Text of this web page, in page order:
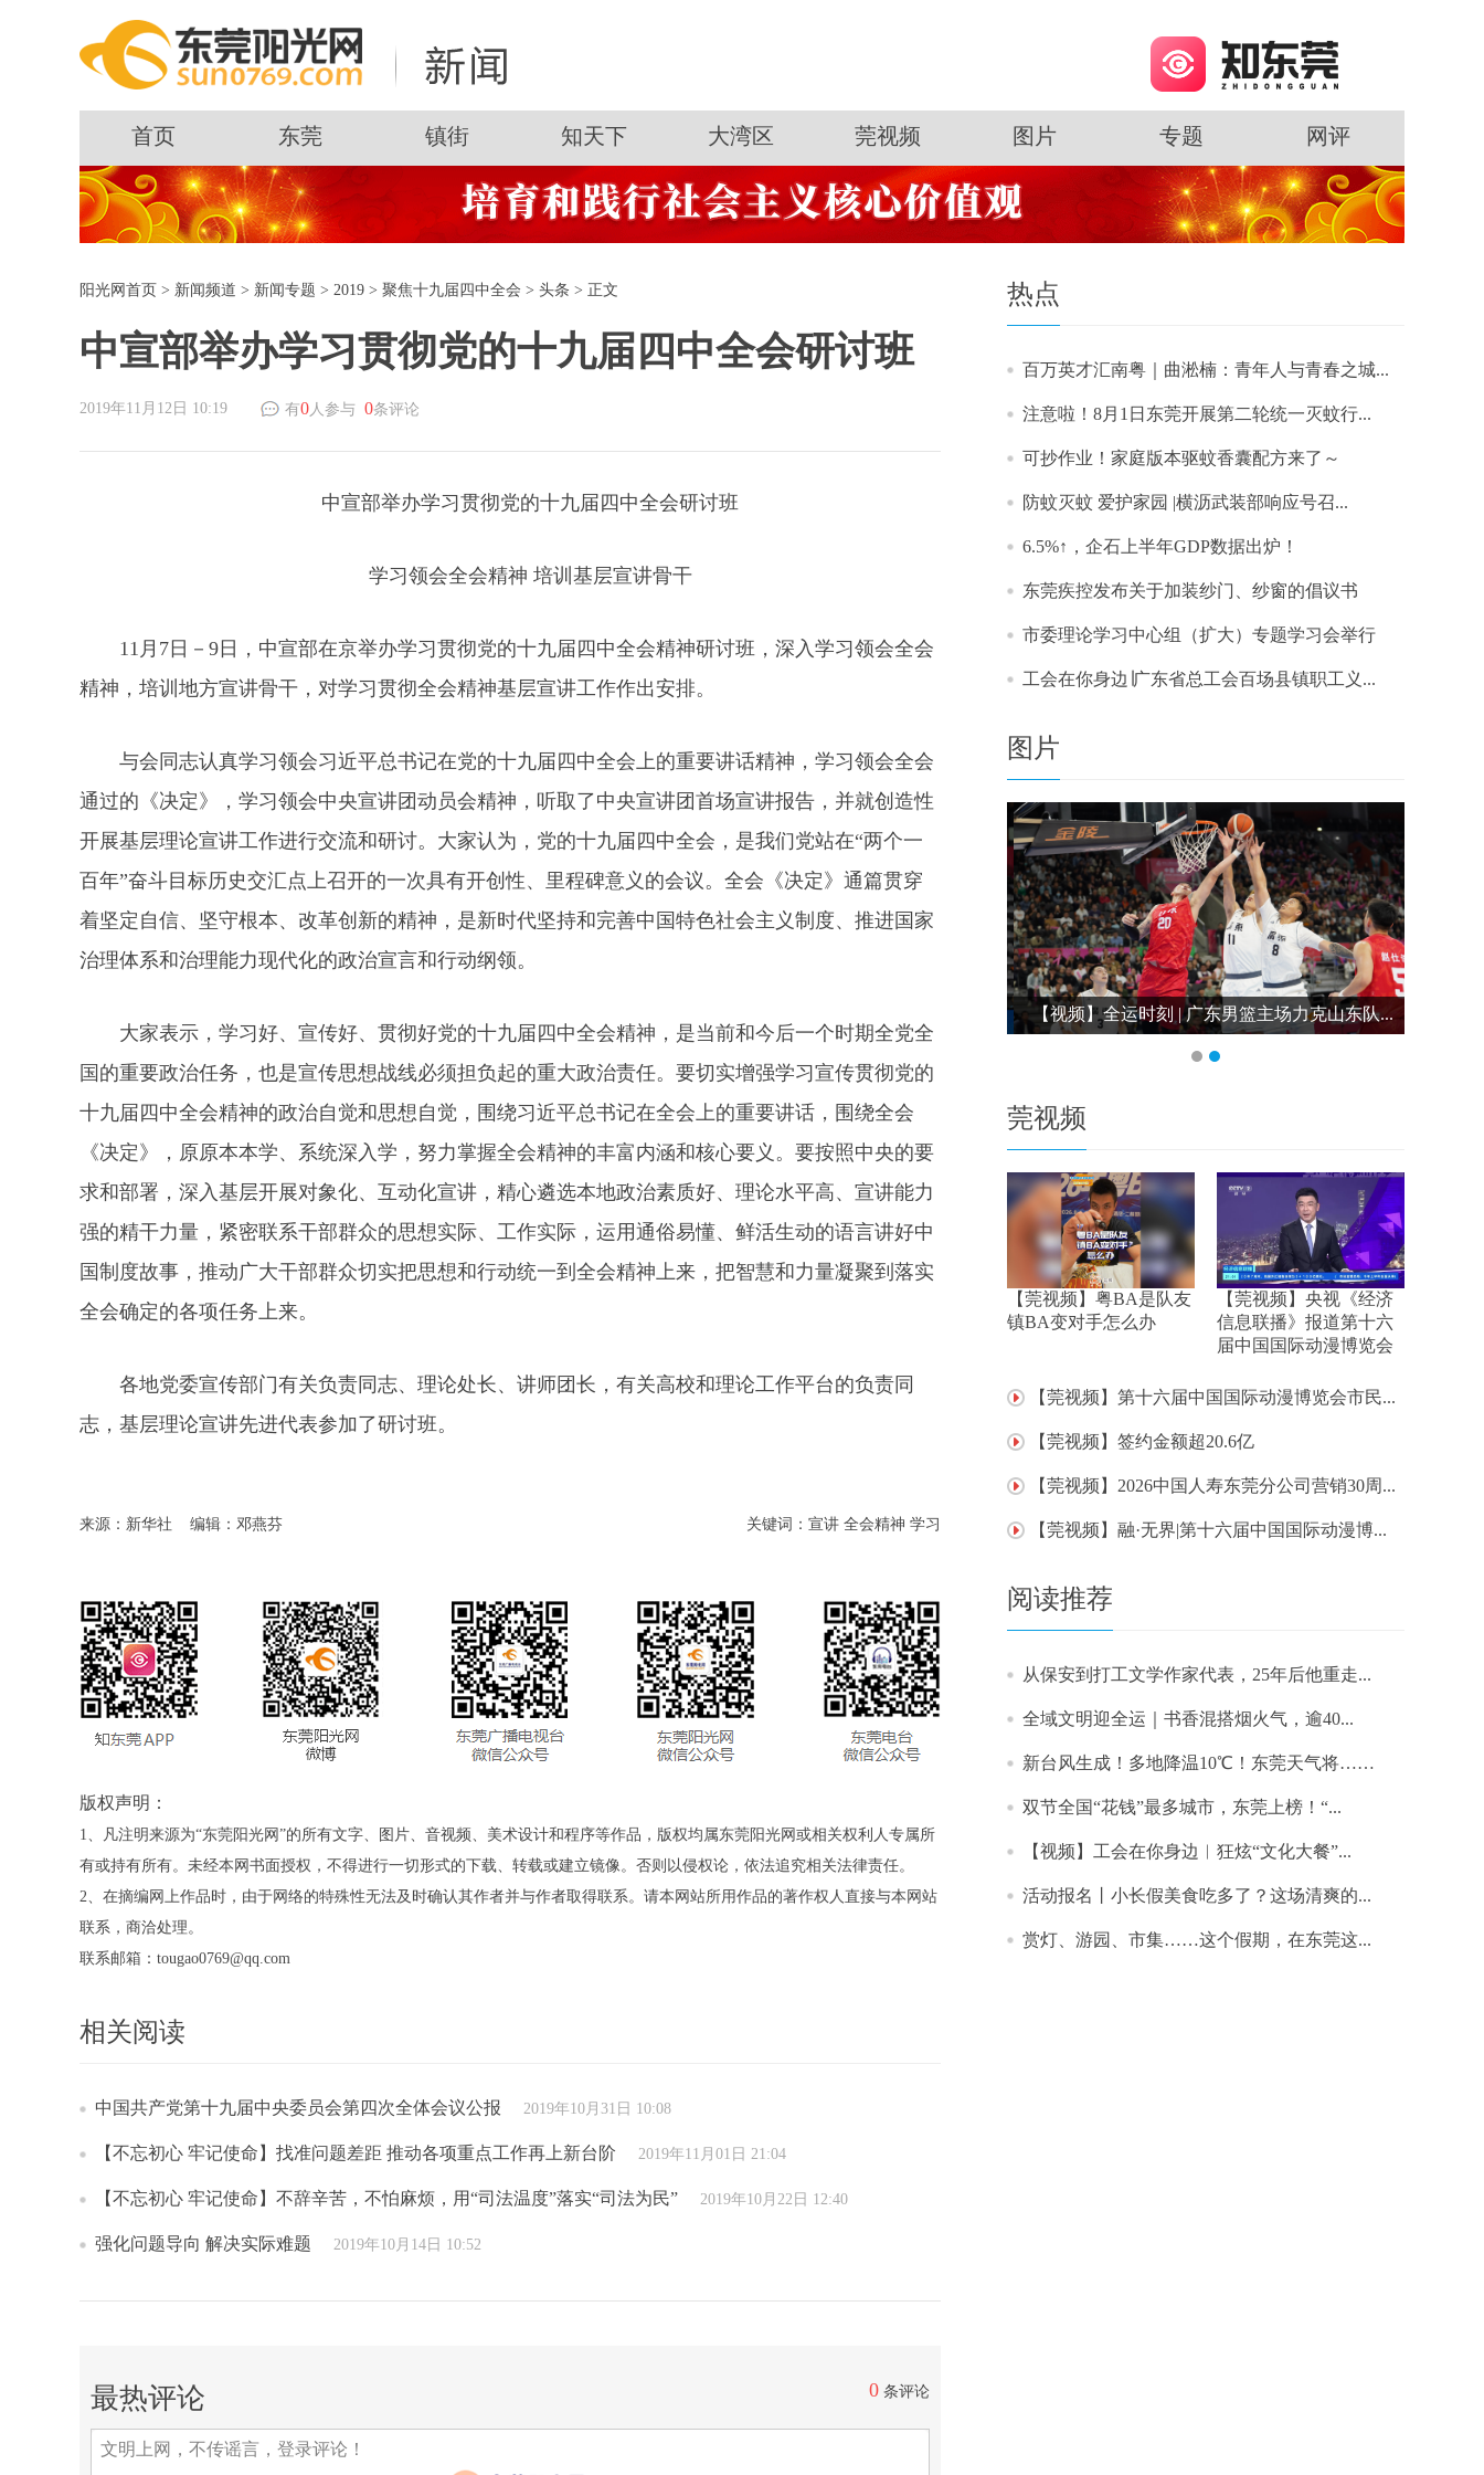
首页 东莞 镇街 知天下 大湾区 莞视频 图片 专题 网评
阳光网首页 > 新闻频道 > 新闻专题 > 2019 > 聚焦十九届四中全会 > 头条 > 正文
中宣部举办学习贯彻党的十九届四中全会研讨班
2019年11月12日 10:19 有0人参与 0条评论
中宣部举办学习贯彻党的十九届四中全会研讨班
学习领会全会精神 培训基层宣讲骨干
11月7日－9日，中宣部在京举办学习贯彻党的十九届四中全会精神研讨班，深入学习领会全会
精神，培训地方宣讲骨干，对学习贯彻全会精神基层宣讲工作作出安排。
与会同志认真学习领会习近平总书记在党的十九届四中全会上的重要讲话精神，学习领会全会
通过的《决定》，学习领会中央宣讲团动员会精神，听取了中央宣讲团首场宣讲报告，并就创造性
开展基层理论宣讲工作进行交流和研讨。大家认为，党的十九届四中全会，是我们党站在“两个一
百年”奋斗目标历史交汇点上召开的一次具有开创性、里程碑意义的会议。全会《决定》通篇贯穿
着坚定自信、坚守根本、改革创新的精神，是新时代坚持和完善中国特色社会主义制度、推进国家
治理体系和治理能力现代化的政治宣言和行动纲领。
大家表示，学习好、宣传好、贯彻好党的十九届四中全会精神，是当前和今后一个时期全党全
国的重要政治任务，也是宣传思想战线必须担负起的重大政治责任。要切实增强学习宣传贯彻党的
十九届四中全会精神的政治自觉和思想自觉，围绕习近平总书记在全会上的重要讲话，围绕全会
《决定》，原原本本学、系统深入学，努力掌握全会精神的丰富内涵和核心要义。要按照中央的要
求和部署，深入基层开展对象化、互动化宣讲，精心遴选本地政治素质好、理论水平高、宣讲能力
强的精干力量，紧密联系干部群众的思想实际、工作实际，运用通俗易懂、鲜活生动的语言讲好中
国制度故事，推动广大干部群众切实把思想和行动统一到全会精神上来，把智慧和力量凝聚到落实
全会确定的各项任务上来。
各地党委宣传部门有关负责同志、理论处长、讲师团长，有关高校和理论工作平台的负责同
志，基层理论宣讲先进代表参加了研讨班。
来源：新华社 编辑：邓燕芬 关键词：宣讲 全会精神 学习
版权声明：
1、凡注明来源为“东莞阳光网”的所有文字、图片、音视频、美术设计和程序等作品，版权均属东莞阳光网或相关权利人专属所
有或持有所有。未经本网书面授权，不得进行一切形式的下载、转载或建立镜像。否则以侵权论，依法追究相关法律责任。
2、在摘编网上作品时，由于网络的特殊性无法及时确认其作者并与作者取得联系。请本网站所用作品的著作权人直接与本网站
联系，商洽处理。
联系邮箱：tougao0769@qq.com
相关阅读
中国共产党第十九届中央委员会第四次全体会议公报 2019年10月31日 10:08
【不忘初心 牢记使命】找准问题差距 推动各项重点工作再上新台阶 2019年11月01日 21:04
【不忘初心 牢记使命】不辞辛苦，不怕麻烦，用“司法温度”落实“司法为民” 2019年10月22日 12:40
强化问题导向 解决实际难题 2019年10月14日 10:52
最热评论 0 条评论
热点
百万英才汇南粤｜曲淞楠：青年人与青春之城...
注意啦！8月1日东莞开展第二轮统一灭蚊行...
可抄作业！家庭版本驱蚊香囊配方来了～
防蚊灭蚊 爱护家园 |横沥武装部响应号召...
6.5%↑，企石上半年GDP数据出炉！
东莞疾控发布关于加装纱门、纱窗的倡议书
市委理论学习中心组（扩大）专题学习会举行
工会在你身边∣广东省总工会百场县镇职工义...
图片
【视频】全运时刻 | 广东男篮主场力克山东队...
莞视频
【莞视频】粤BA是队友
镇BA变对手怎么办
【莞视频】央视《经济
信息联播》报道第十六
届中国国际动漫博览会
【莞视频】第十六届中国国际动漫博览会市民...
【莞视频】签约金额超20.6亿
【莞视频】2026中国人寿东莞分公司营销30周...
【莞视频】融·无界|第十六届中国国际动漫博...
阅读推荐
从保安到打工文学作家代表，25年后他重走...
​全域文明迎全运｜书香混搭烟火气，逾40...
新台风生成！多地降温10℃！东莞天气将……
双节全国“花钱”最多城市，东莞上榜！“...
【视频】工会在你身边︱狂炫“文化大餐”...
活动报名丨小长假美食吃多了？这场清爽的...
赏灯、游园、市集……这个假期，在东莞这...